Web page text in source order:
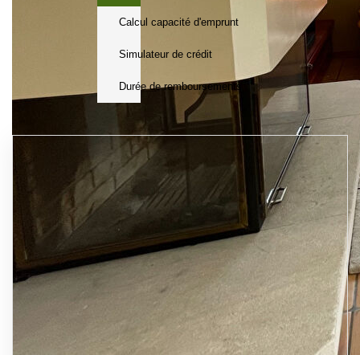
Calcul capacité d'emprunt
Simulateur de crédit
Durée de remboursements